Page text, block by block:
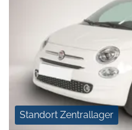
Standort Zentrallager